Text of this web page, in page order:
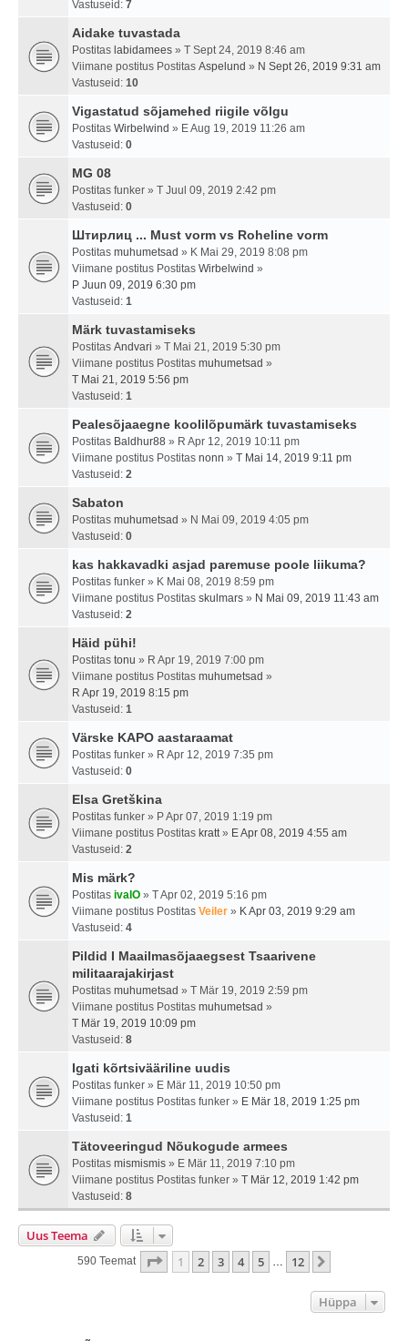
Vastuseid: 7
Aidake tuvastada
Postitas labidamees » T Sept 24, 2019 8:46 am
Viimane postitus Postitas Aspelund » N Sept 26, 2019 9:31 am
Vastuseid: 10
Vigastatud sõjamehed riigile võlgu
Postitas Wirbelwind » E Aug 19, 2019 11:26 am
Vastuseid: 0
MG 08
Postitas funker » T Juul 09, 2019 2:42 pm
Vastuseid: 0
Штирлиц ... Must vorm vs Roheline vorm
Postitas muhumetsad » K Mai 29, 2019 8:08 pm
Viimane postitus Postitas Wirbelwind »
P Juun 09, 2019 6:30 pm
Vastuseid: 1
Märk tuvastamiseks
Postitas Andvari » T Mai 21, 2019 5:30 pm
Viimane postitus Postitas muhumetsad »
T Mai 21, 2019 5:56 pm
Vastuseid: 1
Pealesõjaaegne koolilõpumärk tuvastamiseks
Postitas Baldhur88 » R Apr 12, 2019 10:11 pm
Viimane postitus Postitas nonn » T Mai 14, 2019 9:11 pm
Vastuseid: 2
Sabaton
Postitas muhumetsad » N Mai 09, 2019 4:05 pm
Vastuseid: 0
kas hakkavadki asjad paremuse poole liikuma?
Postitas funker » K Mai 08, 2019 8:59 pm
Viimane postitus Postitas skulmars » N Mai 09, 2019 11:43 am
Vastuseid: 2
Häid pühi!
Postitas tonu » R Apr 19, 2019 7:00 pm
Viimane postitus Postitas muhumetsad »
R Apr 19, 2019 8:15 pm
Vastuseid: 1
Värske KAPO aastaraamat
Postitas funker » R Apr 12, 2019 7:35 pm
Vastuseid: 0
Elsa Gretškina
Postitas funker » P Apr 07, 2019 1:19 pm
Viimane postitus Postitas kratt» E Apr 08, 2019 4:55 am
Vastuseid: 2
Mis märk?
Postitas ivalO » T Apr 02, 2019 5:16 pm
Viimane postitus Postitas Veiler » K Apr 03, 2019 9:29 am
Vastuseid: 4
Pildid I Maailmasõjaaegsest Tsaarivene
militaarajakirjast
Postitas muhumetsad » T Mär 19, 2019 2:59 pm
Viimane postitus Postitas muhumetsad »
T Mär 19, 2019 10:09 pm
Vastuseid: 8
Igati kõrtsivääriline uudis
Postitas funker » E Mär 11, 2019 10:50 pm
Viimane postitus Postitas funker » E Mär 18, 2019 1:25 pm
Vastuseid: 1
Tätoveeringud Nõukogude armees
Postitas mismismis » E Mär 11, 2019 7:10 pm
Viimane postitus Postitas funker » T Mär 12, 2019 1:42 pm
Vastuseid: 8
Uus Teema
590 Teemat . Leht12 -st
1 2 3 4 5 … 12
Hüppa